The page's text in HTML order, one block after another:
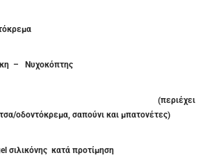
– Νυχοκόπτης
(περιέχει
οδοντόκρεμα, σαπούνι και μπατονέτες)
σιλικόνης κατά προτίμηση